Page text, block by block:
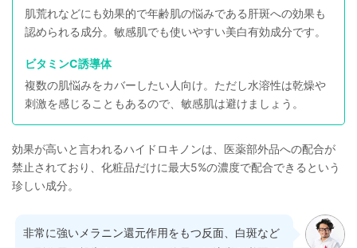
肌荒れなどにも効果的で年齢肌の悩みである肝斑への効果も
認められる成分。敏感肌でも使いやすい美白有効成分です。
ビタミンC誘導体
複数の肌悩みをカバーしたい人向け。ただし水溶性は乾燥や
刺激を感じることもあるので、敏感肌は避けましょう。
効果が高いと言われるハイドロキノンは、医薬部外品への配合が
禁止されており、化粧品だけに最大5%の濃度で配合できるという
珍しい成分。
非常に強いメラニン還元作用をもつ反面、白斑など